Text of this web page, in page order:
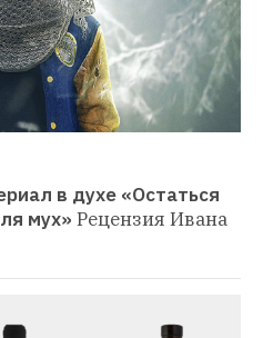
в духе «Остаться
мух» Рецензия Ивана